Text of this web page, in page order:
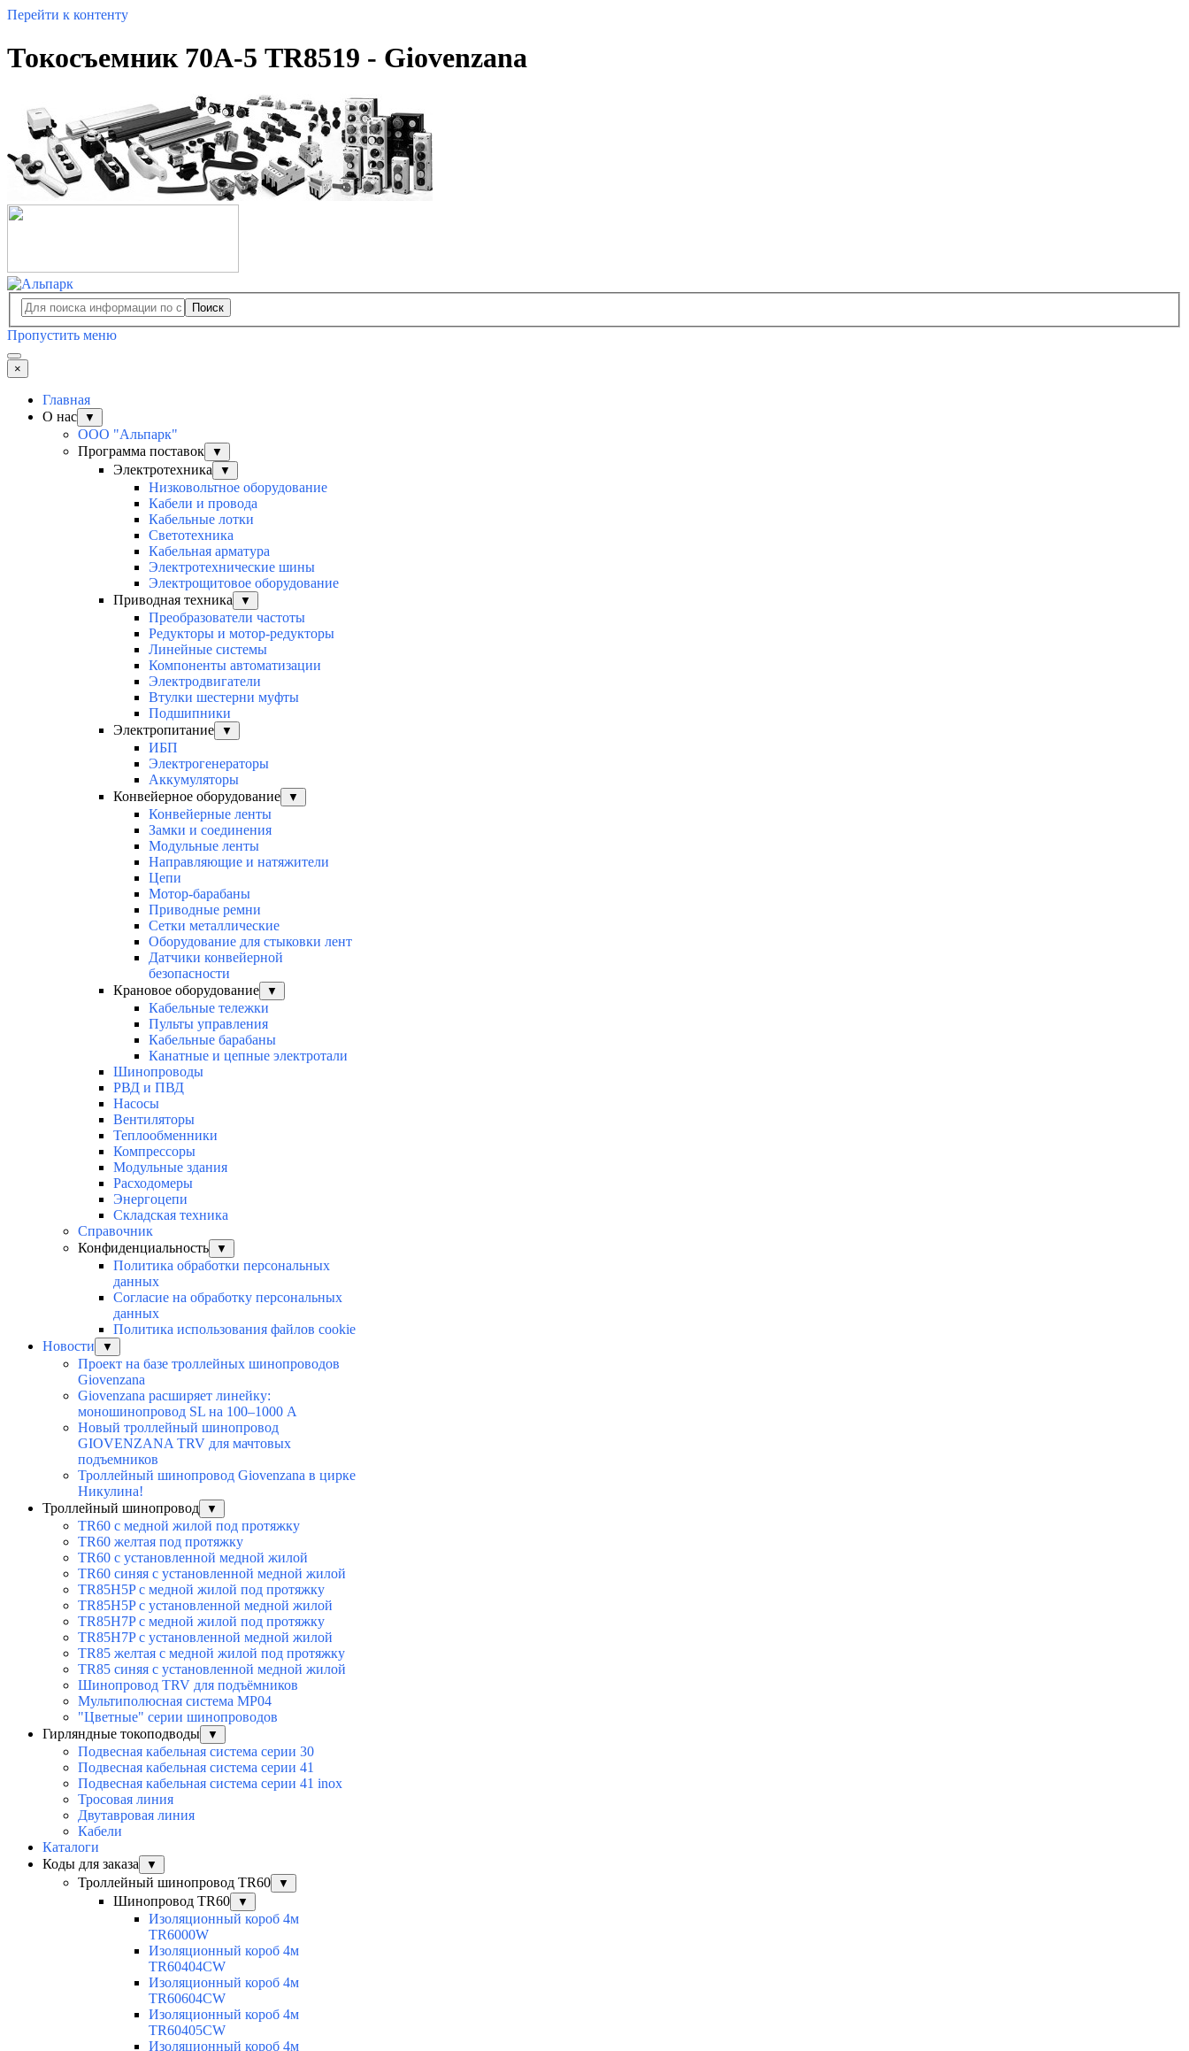
Перейти к контенту
Токосъемник 70А-5 TR8519 - Giovenzana
Поиск
Пропустить меню
×
Главная
О нас
▼
ООО "Альпарк"
Программа поставок
▼
Электротехника ▼
Низковольтное оборудование
Кабели и провода
Кабельные лотки
Светотехника
Кабельная арматура
Электротехнические шины
Электрощитовое оборудование
Приводная техника
▼
Преобразователи частоты
Редукторы и мотор-редукторы
Линейные системы
Компоненты автоматизации
Электродвигатели
Втулки шестерни муфты
Подшипники
Электропитание
▼
ИБП
Электрогенераторы
Аккумуляторы
Конвейерное оборудование
▼
Конвейерные ленты
Замки и соединения
Модульные ленты
Направляющие и натяжители
Цепи
Мотор-барабаны
Приводные ремни
Сетки металлические
Оборудование для стыковки лент
Датчики конвейерной
безопасности
Крановое оборудование
▼
Кабельные тележки
Пульты управления
Кабельные барабаны
Канатные и цепные электротали
Шинопроводы
РВД и ПВД
Насосы
Вентиляторы
Теплообменники
Компрессоры
Модульные здания
Расходомеры
Энергоцепи
Складская техника
Справочник
Конфиденциальность
▼
Политика обработки персональных
данных
Согласие на обработку персональных
данных
Политика использования файлов cookie
Новости
▼
Проект на базе троллейных шинопроводов
Giovenzana
Giovenzana расширяет линейку:
моношинопровод SL на 100–1000 А
Новый троллейный шинопровод
GIOVENZANA TRV для мачтовых
подъемников
Троллейный шинопровод Giovenzana в цирке
Никулина!
Троллейный шинопровод
▼
TR60 с медной жилой под протяжку
TR60 желтая под протяжку
TR60 с установленной медной жилой
TR60 синяя с установленной медной жилой
TR85H5P с медной жилой под протяжку
TR85H5P с установленной медной жилой
TR85H7P с медной жилой под протяжку
TR85H7P с установленной медной жилой
TR85 желтая с медной жилой под протяжку
TR85 синяя с установленной медной жилой
Шинопровод TRV для подъёмников
Мультиполюсная система MP04
"Цветные" серии шинопроводов
Гирляндные токоподводы
▼
Подвесная кабельная система серии 30
Подвесная кабельная система серии 41
Подвесная кабельная система серии 41 inox
Тросовая линия
Двутавровая линия
Кабели
Каталоги
Коды для заказа
▼
Троллейный шинопровод TR60 ▼
Шинопровод TR60 ▼
Изоляционный короб 4м
TR6000W
Изоляционный короб 4м
TR60404CW
Изоляционный короб 4м
TR60604CW
Изоляционный короб 4м
TR60405CW
Изоляционный короб 4м